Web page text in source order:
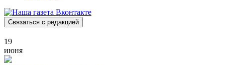
Связаться с редакцией
19
июня